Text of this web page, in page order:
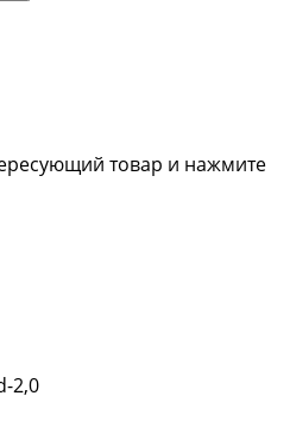
товар и нажмите
2,0